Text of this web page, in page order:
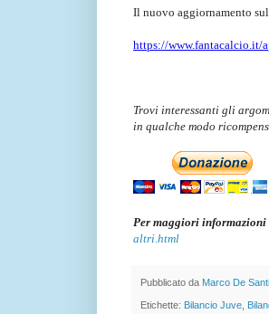
Il nuovo aggiornamento sul
https://www.fantacalcio.it/
Trovi interessanti gli
in qualche modo
Per maggiori informazioni
altri.html
Pubblicato da Marco De
Etichette: Bilancio Juve